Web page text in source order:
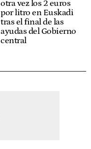
otra vez los 2 euros
por litro en Euskadi
tras el final de las
ayudas del Gobierno
central